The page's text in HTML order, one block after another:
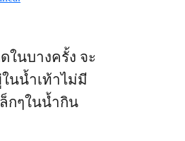
นบางครั้ง จะ
นน้ำเท้าไม่มี
กๆในน้ำกิน